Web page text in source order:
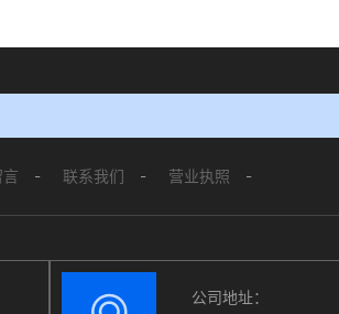
联系我们 营业执照
公司地址：